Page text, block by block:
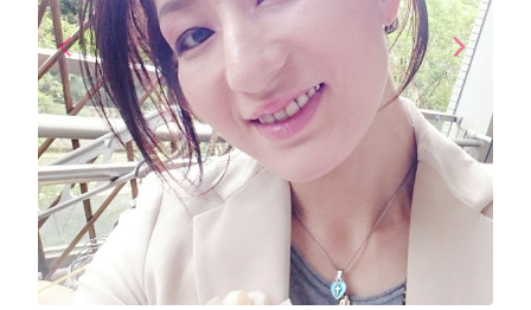
arrow_back_iosPrevious arrow_forward_iosNext